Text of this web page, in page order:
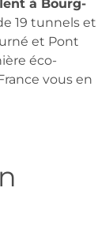
à Bourg-
19 tunnels et
et Pont
éco-
vous en